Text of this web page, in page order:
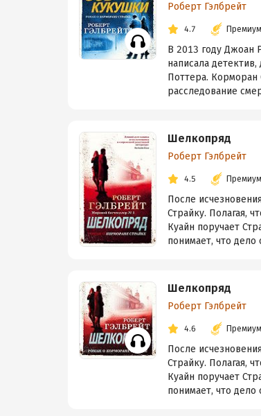
Роберт Гэлбрейт
4.7 Премиум
В 2013 году Джоан
написала
Поттера. Корморан
расследование
Шелкопряд
Роберт Гэлбрейт
4.5 Премиум
После
Страйку. Полагая,
Куайн поручает
понимает, что дело
Шелкопряд
Роберт Гэлбрейт
4.6 Премиум
После
Страйку. Полагая,
Куайн поручает
понимает, что дело